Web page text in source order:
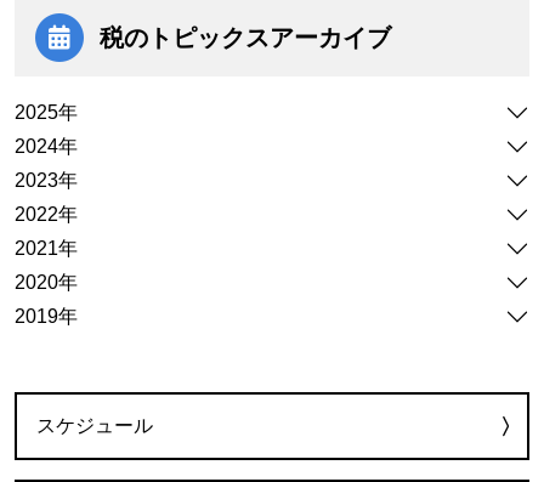
税のトピックスアーカイブ
2025年
2024年
2023年
2022年
2021年
2020年
2019年
スケジュール